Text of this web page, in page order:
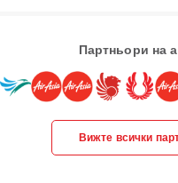
Партньори на
Вижте всички